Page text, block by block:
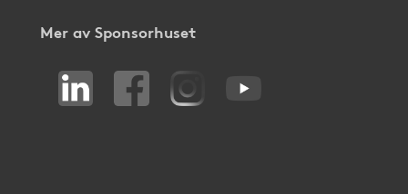
Mer av Sponsorhuset